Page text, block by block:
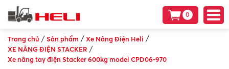
0
Trang chủ /Sản phẩm /Xe Nâng Điện Heli /
XE NÂNG ĐIỆN STACKER /
Xe nâng tay điện Stacker 600kg model CPD06-970